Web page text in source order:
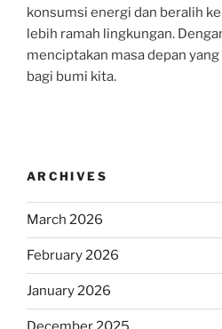
konsumsi energi dan beralih
lebih ramah lingkungan.
menciptakan masa depan
bagi bumi kita.
ARCHIVES
March 2026
February 2026
January 2026